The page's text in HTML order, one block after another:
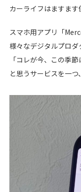
カーライフはますま
スマホ用アプリ「
様々なデジタルプロダ
「コレが今、この季
と思うサービスを一つ